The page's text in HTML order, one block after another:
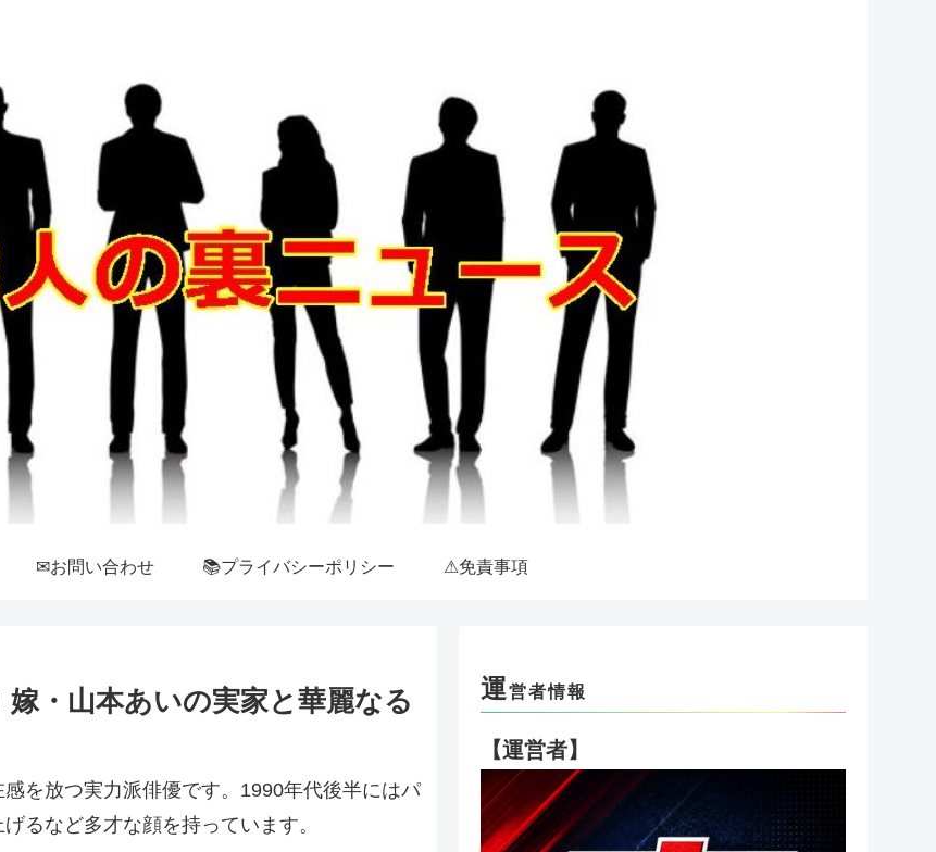
✉お問い合わせ 📚プライバシーポリシー ⚠免責事項
・山本あいの実家と華麗なる
を放つ実力派俳優です。1990年代後半にはパ
るなど多才な顔を持っています。
運営者情報
【運営者】